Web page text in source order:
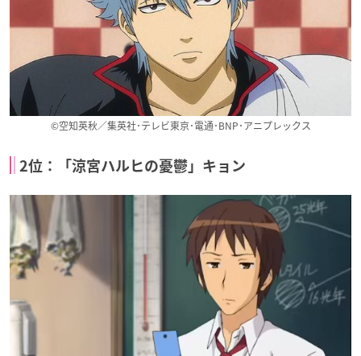
ゴールデンカムイ
二階堂浩平
天晴爛漫！ 食戟のソーマ 豪ノ 皿
～EVOL×LOVE～
THE GOD OF HIGH
カン・マンソク
八男って、それはな
いでしょう！
クルト
©空知英秋／集英社･テレビ東京･電通･BNP･アニプレックス
2位：「涼宮ハルヒの憂鬱」キョン